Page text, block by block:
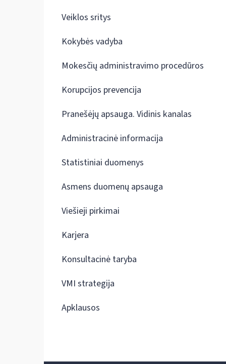
Veiklos sritys
Kokybės vadyba
Mokesčių administravimo procedūros
Korupcijos prevencija
Pranešėjų apsauga. Vidinis kanalas
Administracinė informacija
Statistiniai duomenys
Asmens duomenų apsauga
Viešieji pirkimai
Karjera
Konsultacinė taryba
VMI strategija
Apklausos